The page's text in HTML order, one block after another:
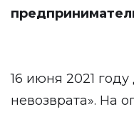
16 июня 2021
невозврата». На